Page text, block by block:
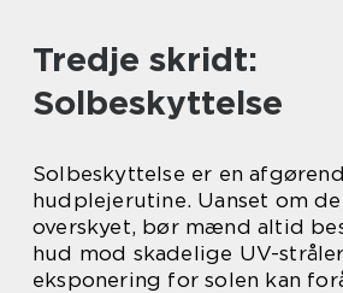
Tredje skridt:
Solbeskyttelse
Solbeskyttelse er en
hudplejerutine. Uanset om
overskyet, bør mænd altid
hud mod skadelige UV-
eksponering for solen kan